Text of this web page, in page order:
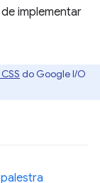
implementar
do Google I/O
palestra